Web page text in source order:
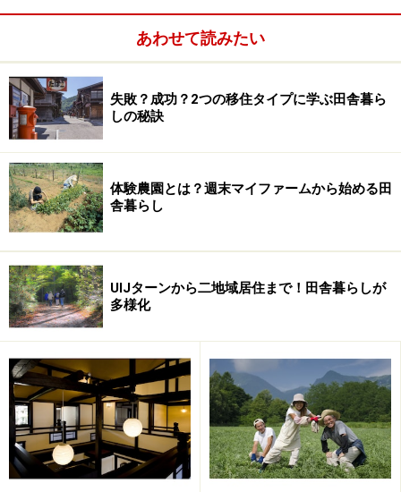
「晴れ」
ご飯粒は湿り気に敏感です。茶碗のご飯粒がすぐに取れ
るのはかなり湿度が高い時で、雨が今にも降り出しそう
だったり、すでに雨が降っている時になります。反対に
こびり付いたご飯粒がなかなか取れないのは、乾燥した
空気のせい。お茶漬けの後、茶碗がキレイなのもこの原
あわせて読みたい
失敗？成功？2つの移住タイプに学ぶ田舎暮ら
しの秘訣
体験農園とは？週末マイファームから始める田
舎暮らし
UIJターンから二地域居住まで！田舎暮らしが
多様化